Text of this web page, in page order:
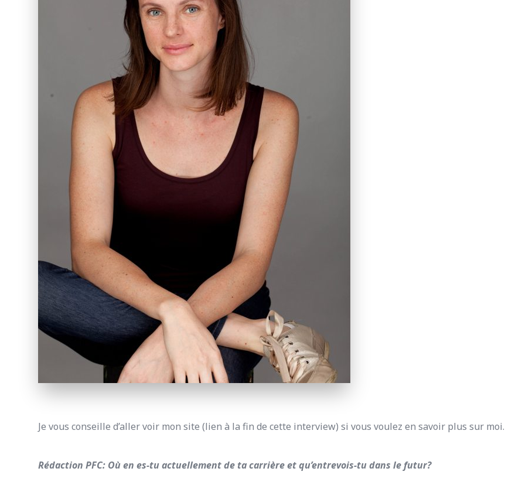
Je vous conseille d’aller voir mon site (lien à la fin de cette interview) si vous voulez en savoir plus sur moi.
Rédaction PFC: Où en es-tu actuellement de ta carrière et qu’entrevois-tu dans le futur?